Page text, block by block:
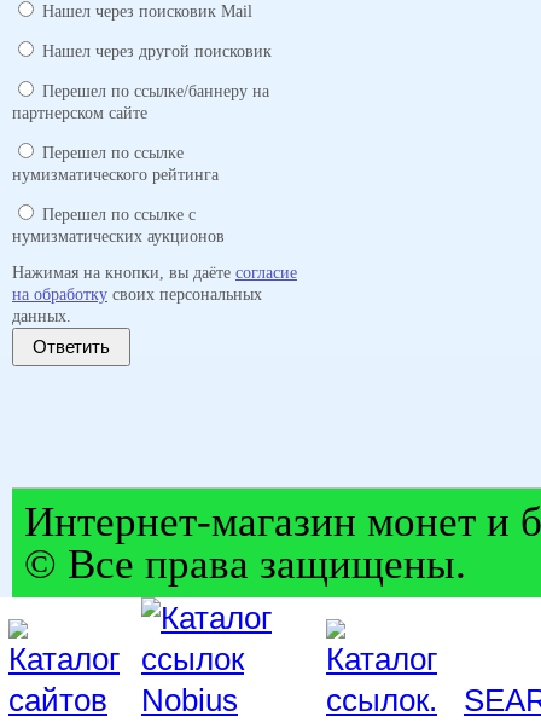
Нашел через поисковик Mail
Нашел через другой поисковик
Перешел по ссылке/баннеру на
партнерском сайте
Перешел по ссылке
нумизматического рейтинга
Перешел по ссылке с
нумизматических аукционов
Нажимая на кнопки, вы даёте согласие
на обработку своих персональных
данных.
Ответить
Интернет-магазин монет и
© Все права защищены.